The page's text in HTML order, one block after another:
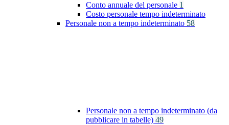
Conto annuale del personale 1
Costo personale tempo indeterminato
Personale non a tempo indeterminato 58
Personale non a tempo indeterminato (da
pubblicare in tabelle) 49